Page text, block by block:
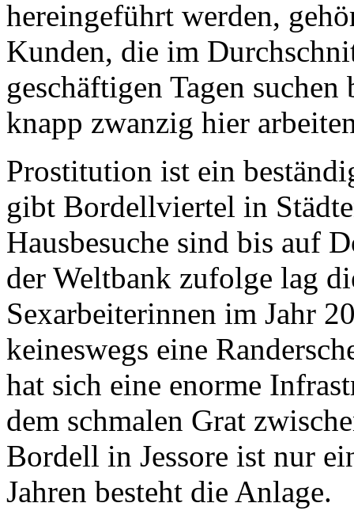
hereingeführt werden,
Kunden, die im
geschäftigen Tagen
knapp zwanzig hier
Prostitution ist ein
gibt Bordellviertel in
Hausbesuche sind bis auf
der Weltbank zufolge lag
Sexarbeiterinnen im Jahr
keineswegs eine
hat sich eine enorme
dem schmalen Grat
Bordell in Jessore ist nur
Jahren besteht die Anlage.